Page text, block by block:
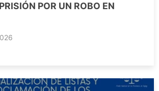
POR UN ROBO EN